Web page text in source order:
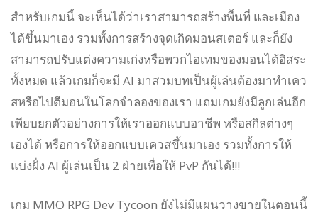
สำหรับเกมนี้ จะเห็นได้ว่าเราสามารถสร้างพื้นที่ และเมือง
ได้ขึ้นมาเอง รวมทั้งการสร้างจุดเกิดมอนสเตอร์ และก็ยัง
สามารถปรับแต่งความเก่งหรือพวกไอเทมของมอนได้อิสระ
ทั้งหมด แล้วเกมก็จะมี AI มาสวมบทเป็นผู้เล่นต้องมาทำเคว
สหรือไปตีมอนในโลกจำลองของเรา แถมเกมยังมีลูกเล่นอีก
เพียบยกตัวอย่างการให้เราออกแบบอาชีพ หรือสกิลต่างๆ
เองได้ หรือการให้ออกแบบเควสขึ้นมาเอง รวมทั้งการให้
แบ่งฝั่ง AI ผู้เล่นเป็น 2 ฝ่ายเพื่อให้ PvP กันได้!!!
เกม MMO RPG Dev Tycoon ยังไม่มีแผนวางขายในตอนนี้